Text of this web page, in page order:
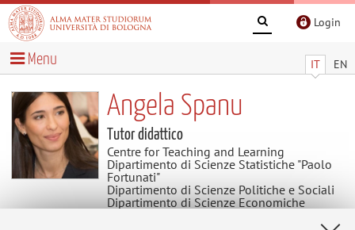
Login
IT EN
Menu
Angela Spanu
Tutor didattico
Centre for Teaching and Learning
Dipartimento di Scienze Statistiche "Paolo
Fortunati"
Dipartimento di Scienze Politiche e Sociali
Dipartimento di Scienze Economiche